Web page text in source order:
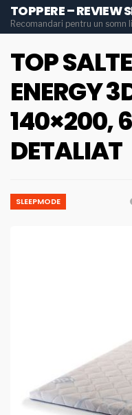
INSTAGRAM
TOPPERE – REVIEW
Recomandari pentru un somn
TOP
ENERGY
140×200,
DETALIAT
SLEEPMODE